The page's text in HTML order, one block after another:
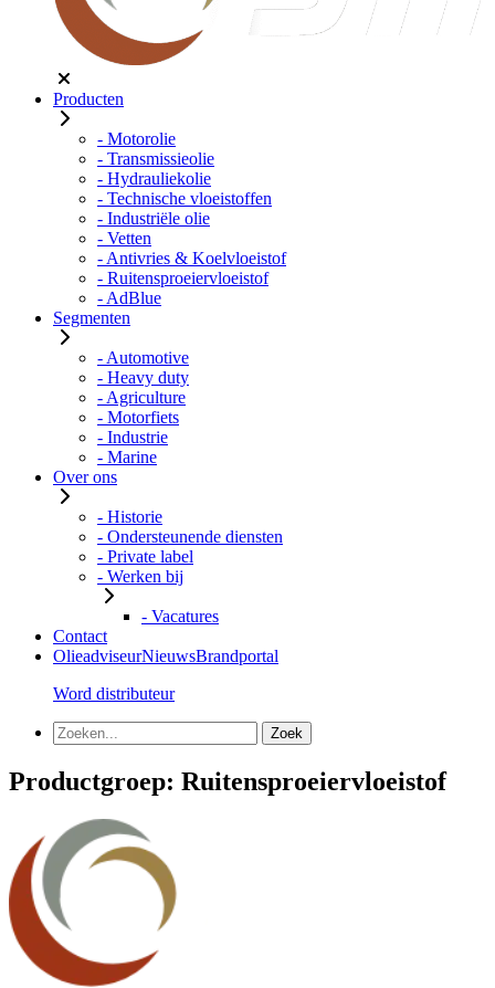
Producten
- Motorolie
- Transmissieolie
- Hydrauliekolie
- Technische vloeistoffen
- Industriële olie
- Vetten
- Antivries & Koelvloeistof
- Ruitensproeiervloeistof
- AdBlue
Segmenten
- Automotive
- Heavy duty
- Agriculture
- Motorfiets
- Industrie
- Marine
Over ons
- Historie
- Ondersteunende diensten
- Private label
- Werken bij
- Vacatures
Contact
OlieadviseurNieuwsBrandportal
Word distributeur
Productgroep: Ruitensproeiervloeistof